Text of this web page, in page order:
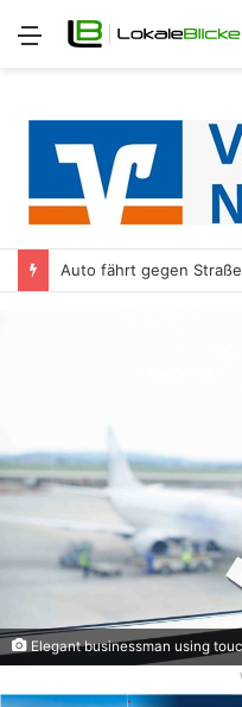
Menü
Auto fährt gegen
Elegant businessman using